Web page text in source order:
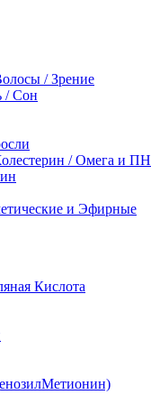
/ Зрение
/ Сон
/ Омега и
и Эфирные
Кислота